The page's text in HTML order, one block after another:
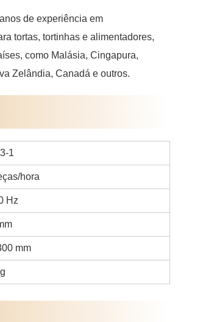
de experiência em
tortas, tortinhas e alimentadores,
como Malásia, Cingapura,
Zelândia, Canadá e outros.
1
hora
Hz
mm